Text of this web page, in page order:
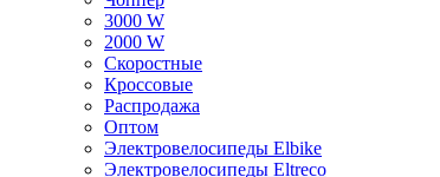
3000 W
2000 W
Скоростные
Кроссовые
Распродажа
Оптом
Электровелосипеды Elbike
Электровелосипеды Eltreco